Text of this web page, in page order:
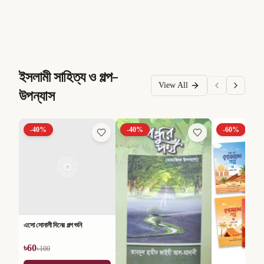
ইসলামী সাহিত্য ও গল্প-
উপন্যাস
View All
-40%
এসো সোনালী দিনের গল্প শুনি
৳60৳100
-40% -60%